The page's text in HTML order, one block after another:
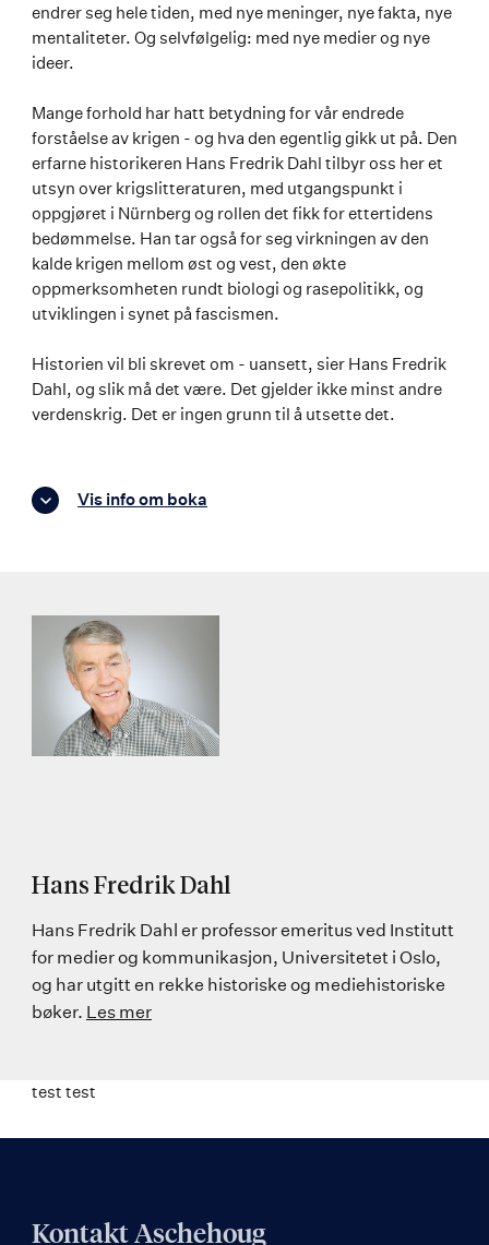
endrer seg hele tiden, med nye meninger, nye fakta, nye
mentaliteter. Og selvfølgelig: med nye medier og nye
ideer.
Mange forhold har hatt betydning for vår endrede
forståelse av krigen - og hva den egentlig gikk ut på. Den
erfarne historikeren Hans Fredrik Dahl tilbyr oss her et
utsyn over krigslitteraturen, med utgangspunkt i
oppgjøret i Nürnberg og rollen det fikk for ettertidens
bedømmelse. Han tar også for seg virkningen av den
kalde krigen mellom øst og vest, den økte
oppmerksomheten rundt biologi og rasepolitikk, og
utviklingen i synet på fascismen.
Historien vil bli skrevet om - uansett, sier Hans Fredrik
Dahl, og slik må det være. Det gjelder ikke minst andre
verdenskrig. Det er ingen grunn til å utsette det.
Vis info om boka
Hans Fredrik Dahl
Hans Fredrik Dahl er professor emeritus ved Institutt
for medier og kommunikasjon, Universitetet i Oslo,
og har utgitt en rekke historiske og mediehistoriske
bøker. Les mer
test test
Kontakt Aschehoug